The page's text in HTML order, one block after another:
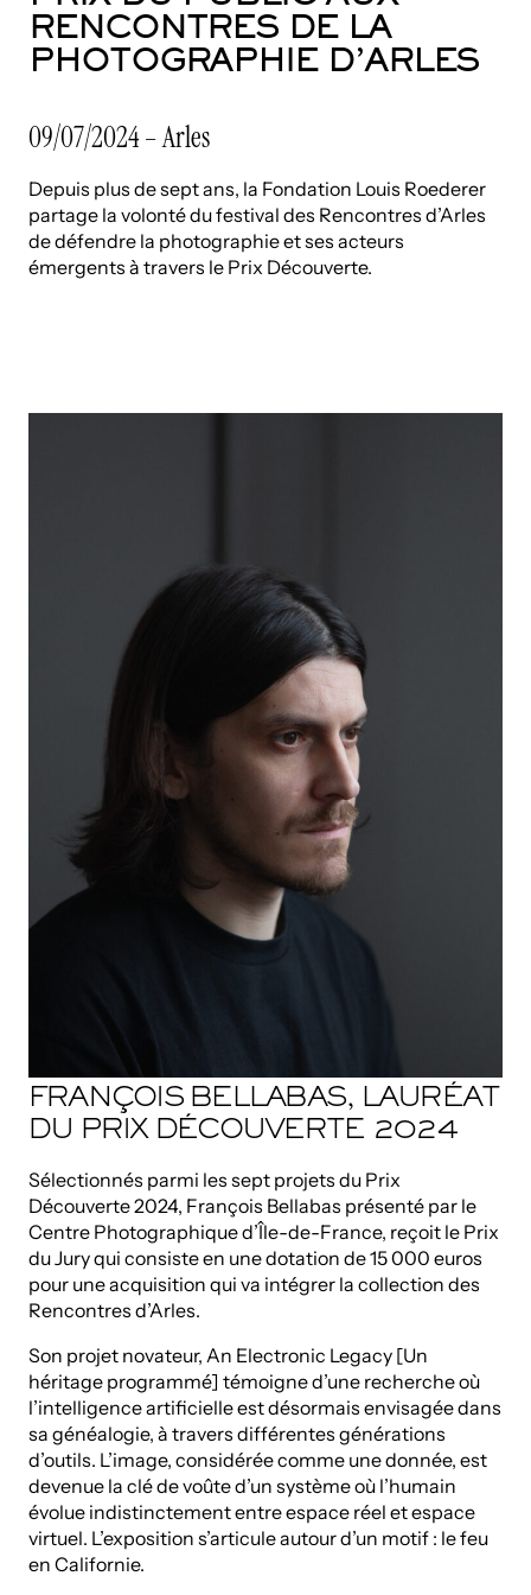
RENCONTRES DE LA
PHOTOGRAPHIE D’ARLES
09/07/2024 – Arles
Depuis plus de sept ans, la Fondation Louis Roederer
partage la volonté du festival des Rencontres d’Arles
de défendre la photographie et ses acteurs
émergents à travers le Prix Découverte.
FRANÇOIS BELLABAS, LAURÉAT
DU PRIX DÉCOUVERTE 2024
Sélectionnés parmi les sept projets du Prix
Découverte 2024, François Bellabas présenté par le
Centre Photographique d’Île-de-France, reçoit le Prix
du Jury qui consiste en une dotation de 15 000 euros
pour une acquisition qui va intégrer la collection des
Rencontres d’Arles.
Son projet novateur, An Electronic Legacy [Un
héritage programmé] témoigne d’une recherche où
l’intelligence artificielle est désormais envisagée dans
sa généalogie, à travers différentes générations
d’outils. L’image, considérée comme une donnée, est
devenue la clé de voûte d’un système où l’humain
évolue indistinctement entre espace réel et espace
virtuel. L’exposition s’articule autour d’un motif : le feu
en Californie.